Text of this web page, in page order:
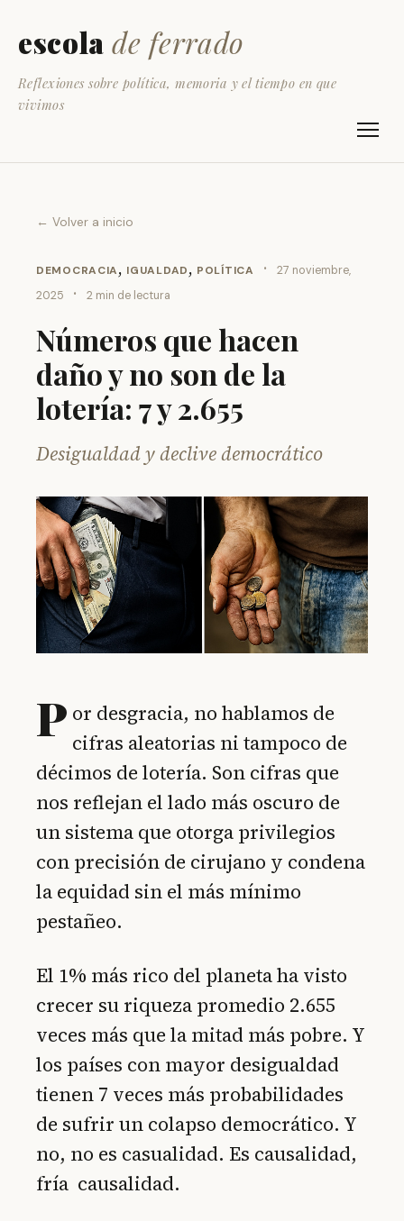
escola de ferrado
Reflexiones sobre política, memoria y el tiempo en que
vivimos
← Volver a inicio
DEMOCRACIA, IGUALDAD, POLÍTICA ·
27 noviembre,
2025
· 2 min de lectura
Números que hacen
daño y no son de la
lotería: 7 y 2.655
Desigualdad y declive democrático
P or desgracia, no hablamos de
cifras aleatorias ni tampoco de
décimos de lotería. Son cifras que
nos reflejan el lado más oscuro de
un sistema que otorga privilegios
con precisión de cirujano y condena
la equidad sin el más mínimo
pestañeo.
El 1% más rico del planeta ha visto
crecer su riqueza promedio 2.655
veces más que la mitad más pobre. Y
los países con mayor desigualdad
tienen 7 veces más probabilidades
de sufrir un colapso democrático. Y
no, no es casualidad. Es causalidad,
fría causalidad.